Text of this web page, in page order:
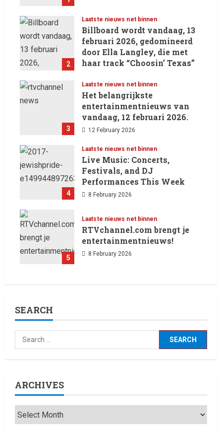
2
Laatste nieuws net binnen
Billboard wordt vandaag, 13
februari 2026, gedomineerd
door Ella Langley, die met
haar track “Choosin’ Texas”
in de Hot 100 heeft behaald.
13 February 2026
3
Laatste nieuws net binnen
Het belangrijkste
entertainmentnieuws van
vandaag, 12 februari 2026.
12 February 2026
4
Laatste nieuws net binnen
Live Music: Concerts,
Festivals, and DJ
Performances This Week
8 February 2026
5
Laatste nieuws net binnen
RTVchannel.com brengt je
entertainmentnieuws!
8 February 2026
SEARCH
ARCHIVES